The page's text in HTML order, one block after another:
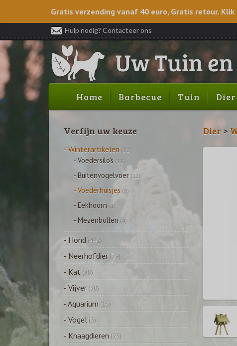
Gratis verzending vanaf 40 euro, Gratis retour. Klik
Hulp nodig? Contacteer ons
Home Barbecue Tuin Dier
Dier >
Verfijn uw keuze
- Winterartikelen (32)
- Voedersilo's (11)
- Buitenvogelvoer (12)
- Voederhuisjes (8)
- Eekhoorn (1)
- Mezenbollen (4)
- Hond (442)
- Neerhofdier (79)
- Kat (88)
- Vijver (30)
- Aquarium (15)
- Vogel (3)
- Knaagdieren (23)